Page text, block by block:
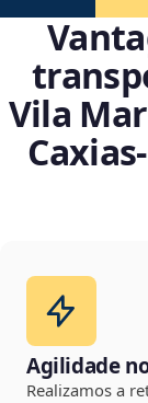
Vila
Agilidade
Realizamos a